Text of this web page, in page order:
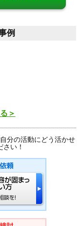
例
＞
分の活動にどう活かせ
い！